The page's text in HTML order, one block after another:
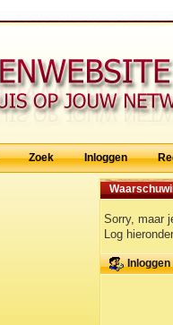
Zoek Inloggen
Sorry, maar
Log
Inloggen